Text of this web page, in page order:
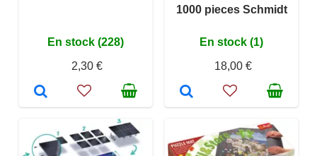
En stock (228)
2,30 €
1000 pieces Schmidt
En stock (1)
18,00 €